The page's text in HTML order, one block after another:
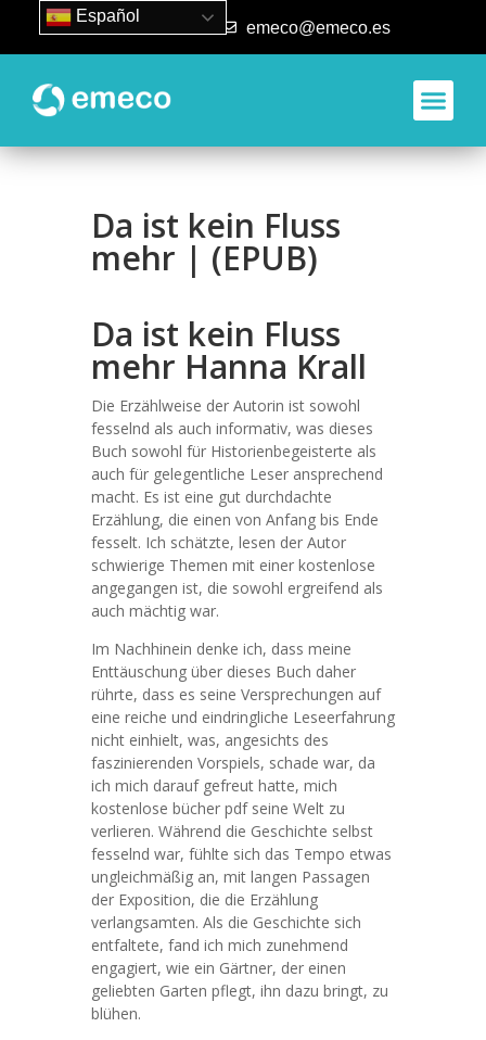
93 840 50 80 emeco@emeco.es
Da ist kein Fluss
mehr | (EPUB)
Da ist kein Fluss
mehr Hanna Krall
Die Erzählweise der Autorin ist sowohl
fesselnd als auch informativ, was dieses
Buch sowohl für Historienbegeisterte als
auch für gelegentliche Leser ansprechend
macht. Es ist eine gut durchdachte
Erzählung, die einen von Anfang bis Ende
fesselt. Ich schätzte, lesen der Autor
schwierige Themen mit einer kostenlose
angegangen ist, die sowohl ergreifend als
auch mächtig war.
Im Nachhinein denke ich, dass meine
Enttäuschung über dieses Buch daher
rührte, dass es seine Versprechungen auf
eine reiche und eindringliche Leseerfahrung
nicht einhielt, was, angesichts des
faszinierenden Vorspiels, schade war, da
ich mich darauf gefreut hatte, mich
kostenlose bücher pdf seine Welt zu
verlieren. Während die Geschichte selbst
fesselnd war, fühlte sich das Tempo etwas
ungleichmäßig an, mit langen Passagen
der Exposition, die die Erzählung
verlangsamten. Als die Geschichte sich
entfaltete, fand ich mich zunehmend
engagiert, wie ein Gärtner, der einen
geliebten Garten pflegt, ihn dazu bringt, zu
blühen.
Español